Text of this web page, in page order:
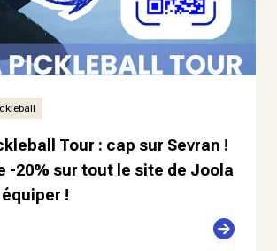
Tour : cap sur Sevran !
-20% sur tout le site de Joola
!